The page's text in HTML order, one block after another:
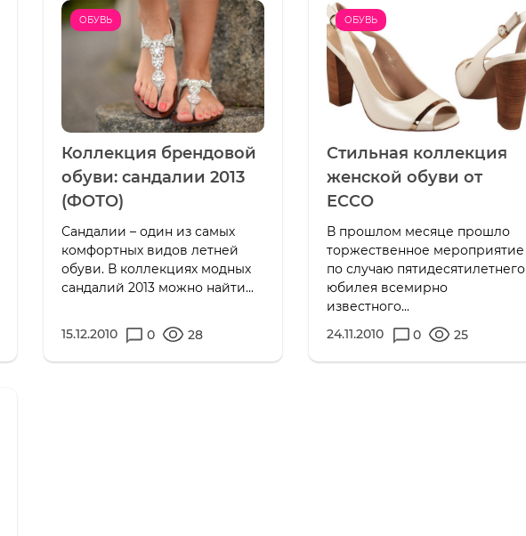
ОБУВЬ
Коллекция брендовой
обуви: сандалии 2013
(ФОТО)
Сандалии – один из самых
комфортных видов летней
обуви. В коллекциях модных
сандалий 2013 можно найти...
15.12.2010 0 28
ОБУВЬ
Стильная коллекция
женской обуви от
ECCO
В прошлом месяце прошло
торжественное мероприятие
по случаю пятидесятилетнего
юбилея всемирно
известного...
24.11.2010
0 25